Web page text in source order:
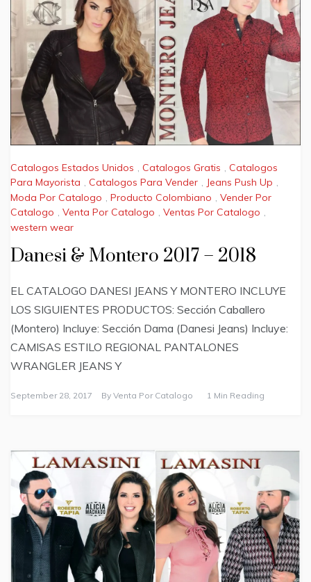
Catalogos Estados Unidos , Catalogos Gratis , Catalogos
Para Mayorista , Catalogos Para Vender , Jeans Push Up ,
Moda Por Catalogo , Producto Colombiano , Vender Por
Catalogo , Venta Por Catalogo , Ventas Por Catalogo ,
western wear
Danesi & Montero 2017 – 2018
EL CATALOGO DANESI JEANS Y MONTERO INCLUYE
LOS SIGUIENTES PRODUCTOS: Sección Caballero
(Montero) Incluye: Sección Dama (Danesi Jeans) Incluye:
CAMISAS ESTILO REGIONAL PANTALONES
WRANGLER JEANS Y
September 28, 2017 By Venta Por Catalogo 1 Min Reading